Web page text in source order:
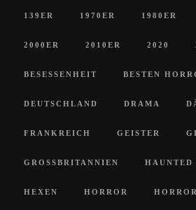
139ER 1970ER 1980ER
2000ER 2010ER 2020
BESESSENHEIT BESTEN
DEUTSCHLAND DRAMA
FRANKREICH GEISTER
GROSSBRITANNIEN HAUNTED
HEXEN HORROR